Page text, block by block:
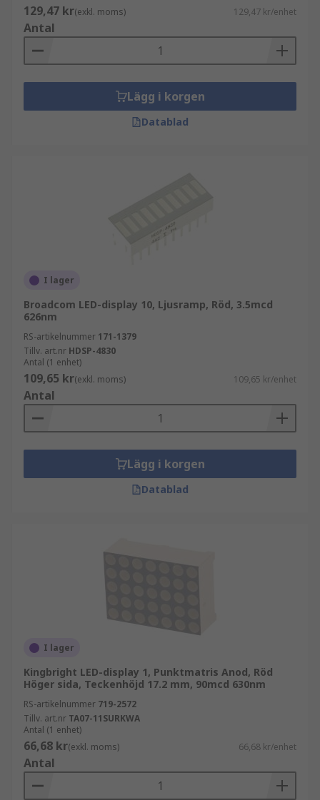
129,47 kr(exkl. moms) 129,47 kr/enhet
Antal
Lägg i korgen
Datablad
I lager
Broadcom LED-display 10, Ljusramp, Röd, 3.5mcd
626nm
RS-artikelnummer 171-1379
Tillv. art.nr HDSP-4830
Antal (1 enhet)
109,65 kr(exkl. moms) 109,65 kr/enhet
Antal
Lägg i korgen
Datablad
I lager
Kingbright LED-display 1, Punktmatris Anod, Röd
Höger sida, Teckenhöjd 17.2 mm, 90mcd 630nm
RS-artikelnummer 719-2572
Tillv. art.nr TA07-11SURKWA
Antal (1 enhet)
66,68 kr(exkl. moms) 66,68 kr/enhet
Antal